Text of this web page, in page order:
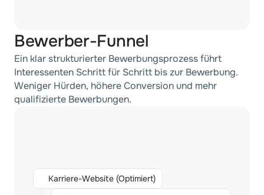
Bewerber-Funnel
Ein klar strukturierter Bewerbungsprozess führt
Interessenten Schritt für Schritt bis zur Bewerbung.
Weniger Hürden, höhere Conversion und mehr
qualifizierte Bewerbungen.
Karriere-Website (Optimiert)